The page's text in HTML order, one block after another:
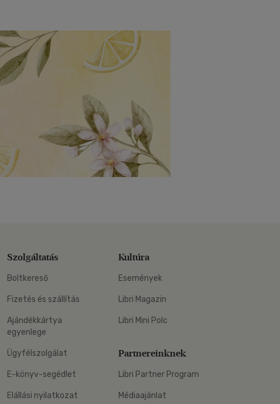
Szolgáltatás
Boltkereső
Fizetés és szállítás
Ajándékkártya
egyenlege
Ügyfélszolgálat
E-könyv-segédlet
Elállási nyilatkozat
Kultúra
Események
Libri Magazin
Libri Mini Polc
Partnereinknek
Libri Partner Program
Médiaajánlat